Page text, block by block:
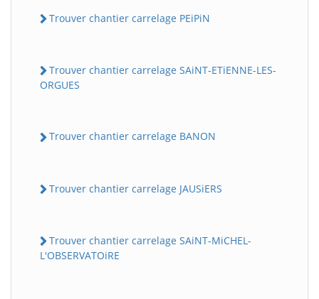
Trouver chantier carrelage PEiPiN
Trouver chantier carrelage SAiNT-ETiENNE-LES-
ORGUES
Trouver chantier carrelage BANON
Trouver chantier carrelage JAUSiERS
Trouver chantier carrelage SAiNT-MiCHEL-
L'OBSERVATOiRE